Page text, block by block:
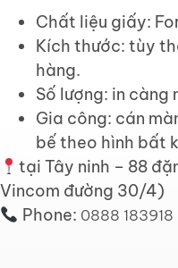
Chất liệu giấy:
Kích thước: tùy
hàng.
Số lượng: in càng
Gia công: cán
bế theo hình bất
tại Tây ninh – 88
Vincom đường 30/4)
Phone: 0888 183918